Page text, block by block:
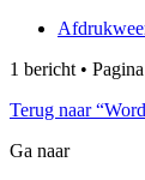
1 bericht • Pagina
Terug naar
Ga naar